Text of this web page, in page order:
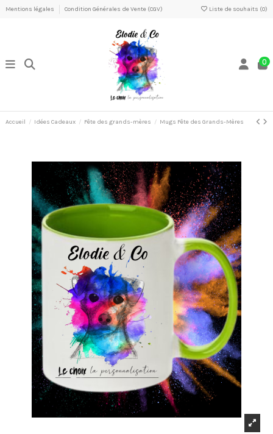
Mentions légales Condition Générales de Vente (CGV) Liste de souhaits (0)
0
Accueil Idées Cadeaux Fête des grands-mères Mugs Fête des Grands-Mères